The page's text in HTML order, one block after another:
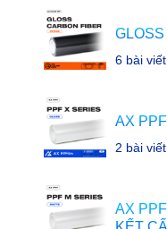
6 bài viết
AX
2 bài viết
AX